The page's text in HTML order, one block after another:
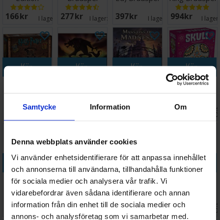
Samtycke Information Om
Denna webbplats använder cookies
Vi använder enhetsidentifierare för att anpassa innehållet
och annonserna till användarna, tillhandahålla funktioner
för sociala medier och analysera vår trafik. Vi
vidarebefordrar även sådana identifierare och annan
information från din enhet till de sociala medier och
annons- och analysföretag som vi samarbetar med.
Brädspel
166 SEK I lager: 1277 SEK I lager: 20+
397 SEK I lager: 1994 SEK I
Köp
Battle
698 SEK
Köp
Werewolf
Köp
Edition
994 SEK
Köp
Skull Kortspel
135 SEK 2026-
Köp
Eldritch
Horror
Brädspel
608 SEK
Köp
Dead of
Winter The
Long Night
678 SEKVäntas in:
Köp
Gloomhaven
2nd Edition
Brädspel
1 687 SEK
Köp
Resistance
Kortspel
228 SEK 2026-